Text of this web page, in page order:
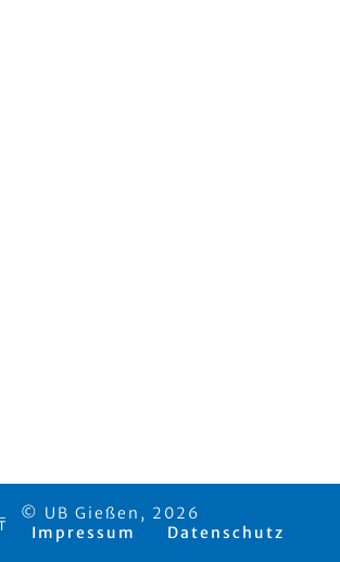
© UB Gießen, 2026
Impressum
Datenschutz